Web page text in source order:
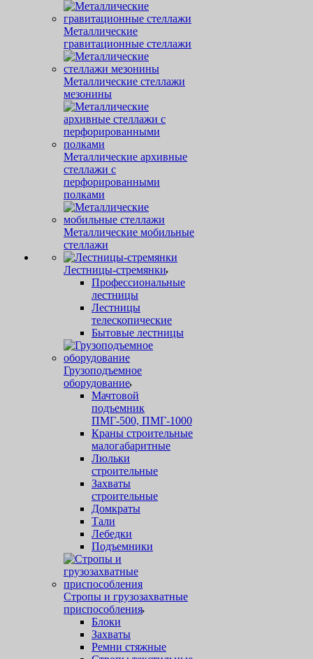
Металлические
гравитационные стеллажи
Металлические стеллажи
мезонины
Металлические архивные
стеллажи с
перфорированными
полками
Металлические мобильные
стеллажи
Лестницы-стремянки
Профессиональные
лестницы
Лестницы
телескопические
Бытовые лестницы
Грузоподъемное
оборудование
Мачтовой
подъемник
ПМГ-500, ПМГ-1000
Краны строительные
малогабаритные
Люльки
строительные
Захваты
строительные
Домкраты
Тали
Лебедки
Подъемники
Стропы и грузозахватные
приспособления
Блоки
Захваты
Ремни стяжные